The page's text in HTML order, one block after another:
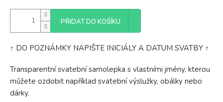
PŘIDAT DO KOŠÍKU
↑ DO POZNÁMKY NAPIŠTE INICIÁLY A DATUM SVATBY ↑
Transparentní svatební samolepka s vlastními jmény, kterou
můžete ozdobit například svatební výslužky, obálky nebo
dárky.